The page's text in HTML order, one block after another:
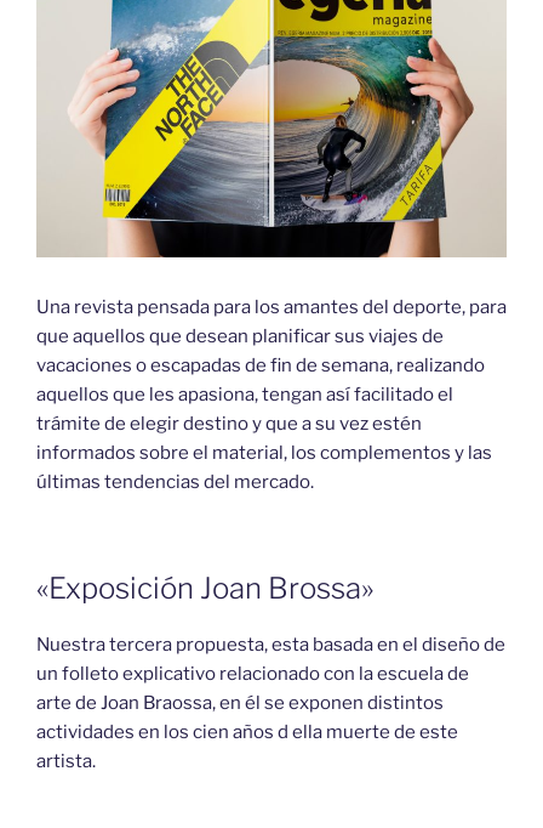
Una revista pensada para los amantes del deporte, para
que aquellos que desean planificar sus viajes de
vacaciones o escapadas de fin de semana, realizando
aquellos que les apasiona, tengan así facilitado el
trámite de elegir destino y que a su vez estén
informados sobre el material, los complementos y las
últimas tendencias del mercado.
«Exposición Joan Brossa»
Nuestra tercera propuesta, esta basada en el diseño de
un folleto explicativo relacionado con la escuela de
arte de Joan Braossa, en él se exponen distintos
actividades en los cien años d ella muerte de este
artista.